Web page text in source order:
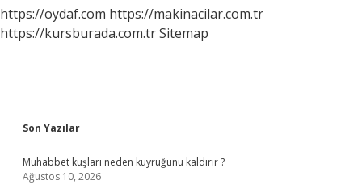
https://oydaf.com https://makinacilar.com.tr
https://kursburada.com.trSitemap
Sidebar
Son Yazılar
Muhabbet kuşları neden kuyruğunu kaldırır ?
Ağustos 10, 2026